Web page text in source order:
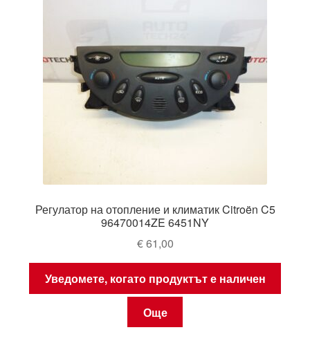
Регулатор на отопление и климатик Citroën C5
96470014ZE 6451NY
€61,00
Уведомете, когато продуктът е наличен
Още